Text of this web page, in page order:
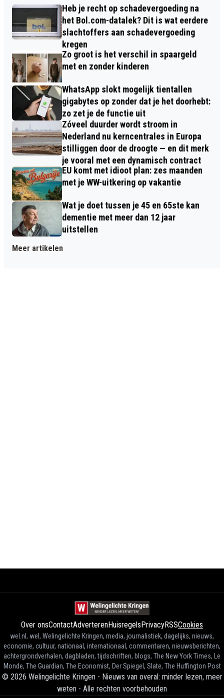
Heb je recht op schadevergoeding na
het Bol.com-datalek? Dit is wat eerdere
slachtoffers aan schadevergoeding
kregen
Zo groot is het verschil in spaargeld
met en zonder kinderen
WhatsApp slokt mogelijk tientallen
gigabytes op zonder dat je het doorhebt:
zo zet je de functie uit
Zóveel duurder wordt stroom in
Nederland nu kerncentrales in Europa
stilliggen door de droogte — en dit merk
je vooral met een dynamisch contract
EU komt met idioot plan: zes maanden
met je WW-uitkering op vakantie
Wat je doet tussen je 45 en 65ste kan
dementie met meer dan 12 jaar
uitstellen
Meer artikelen
Over onsContactAdverterenHuisregelsPrivacyRSSCookies
wel.nl, wel, Welingelichte Kringen, media, journalistiek, dagelijks, nieuws,
economie, cultuur, nationaal, internationaal, commentaren, nieuwsberichten,
achtergrondverhalen, dagbladen, tijdschriften, blogs, The New York Times, Le
Monde, The Guardian, The Economist, Der Spiegel, Slate, The Huffington Post
© 2026 Welingelichte Kringen - Nieuws van overal: minder lezen, meer
weten - Alle rechten voorbehouden